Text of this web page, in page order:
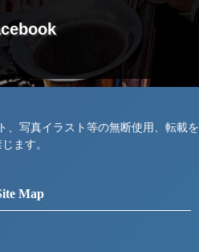
、写真イラスト等の無断使用、転載を
ます。
Map